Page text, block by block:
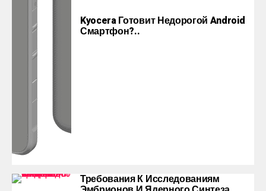
Kyocera Готовит Недорогой Android
Смартфон?..
Требования К Исследованиям